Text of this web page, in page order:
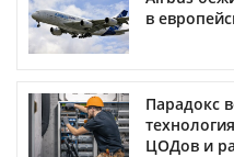
в
Парадокс
ЦОДов и